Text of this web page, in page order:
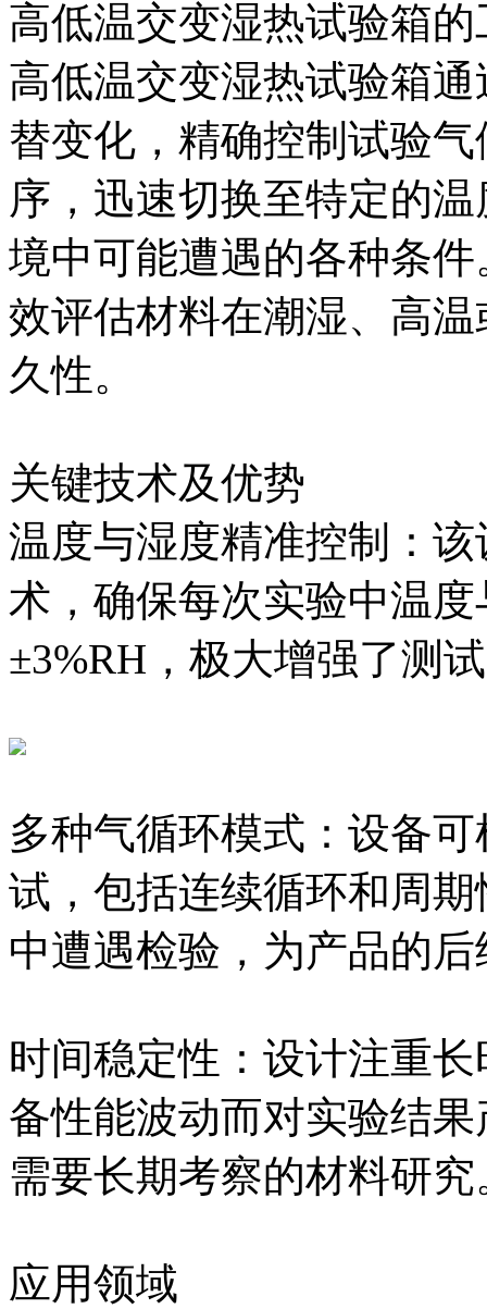
高低温交变湿热试验箱
高低温交变湿热试验箱
替变化，精确控制试验
序，迅速切换至特定的
境中可能遭遇的各种条
效评估材料在潮湿、高
久性。
关键技术及优势
温度与湿度精准控制：
术，确保每次实验中温
±3%RH，极大增强了测
多种气循环模式：设备
试，包括连续循环和周
中遭遇检验，为产品的
时间稳定性：设计注重
备性能波动而对实验结
需要长期考察的材料研究
应用领域